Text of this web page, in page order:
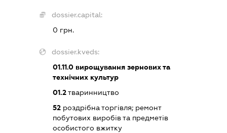
dossier.capital:
0 грн.
dossier.kveds:
01.11.0 вирощування зернових та
технічних культур
01.2тваринництво
52 роздрібна торгівля; ремонт
побутових виробів та предметів
особистого вжитку